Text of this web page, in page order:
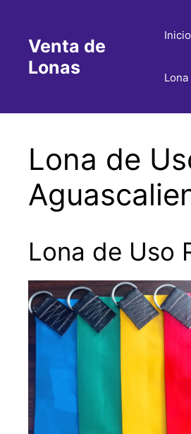
contenidoVenta de
Lonas
Inicio
Lona de
Lona de Uso